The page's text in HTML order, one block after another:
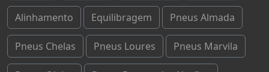
Alinhamento Equilibragem Pneus Almada
Pneus Chelas Pneus Loures Pneus Marvila